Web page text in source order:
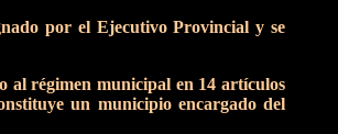
por el Ejecutivo Provincial y se
al régimen municipal en 14 artículos
un municipio encargado del